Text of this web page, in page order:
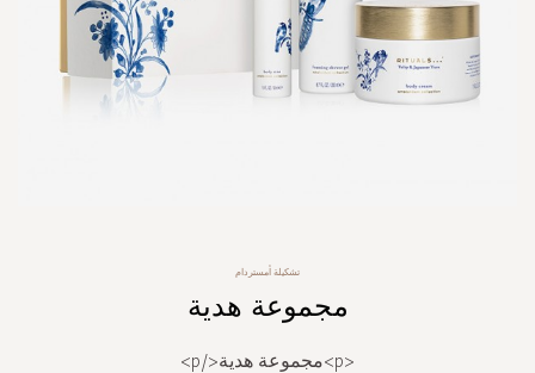
تشكيلة أمستردام
مجموعة هدية
<p>مجموعة هدية</p>